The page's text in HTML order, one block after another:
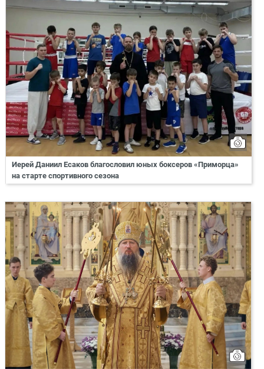
Иерей Даниил Есаков благословил юных боксеров «Приморца»
на старте спортивного сезона